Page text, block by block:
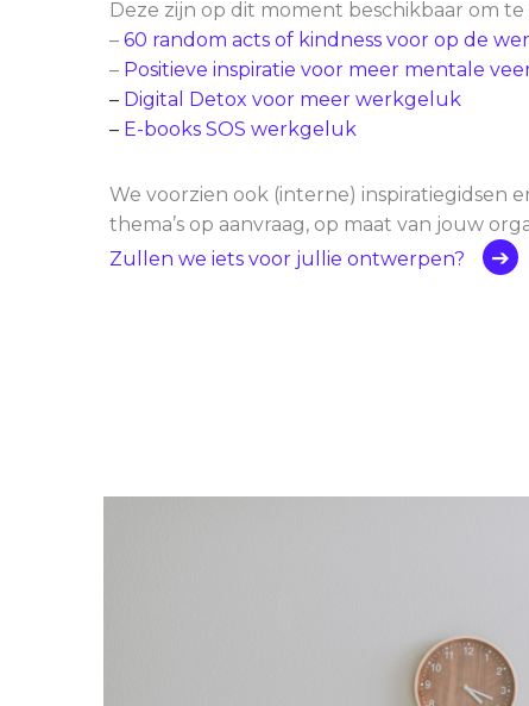
Deze zijn op dit moment beschikbaar om
– 60 random acts of kindness voor op de
– Positieve inspiratie voor meer mentale
– Digital Detox voor meer werkgeluk
– E-books SOS werkgeluk
We voorzien ook (interne) inspiratiegidsen
thema’s op aanvraag, op maat van jouw
Zullen we iets voor jullie ontwerpen?